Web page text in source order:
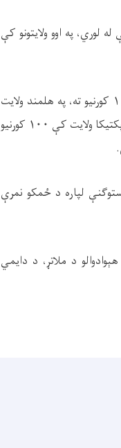
په اوو ولایتونو کې
کورنیو ته، په هلمند ولایت
ولایت کې ۱۰۰ کورنیو
.
لپاره د ځمکو نمرې
د ملاتړ، د دایمي